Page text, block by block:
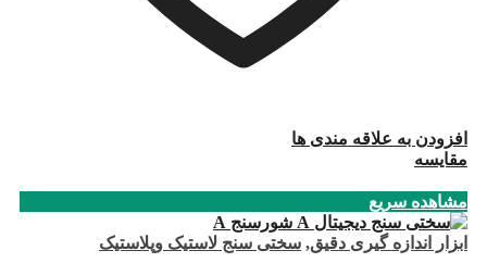
افزودن به علاقه مندی ها
مقایسه
مشاهده سریع
ابزار اندازه گیری دقیق, سختی سنج لاستیک وپلاستیک